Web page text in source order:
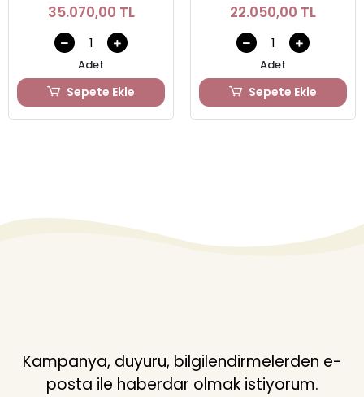
35.070,00 TL
Adet
Sepete Ekle
22.050,00 TL
Adet
Sepete Ekle
Kampanya, duyuru, bilgilendirmelerden e-
posta ile haberdar olmak istiyorum.